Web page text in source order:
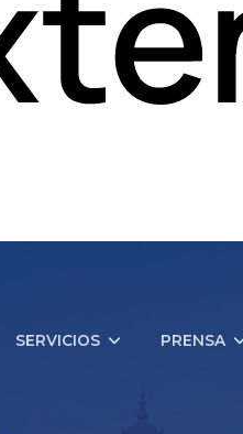
SERVICIOS PRENSA